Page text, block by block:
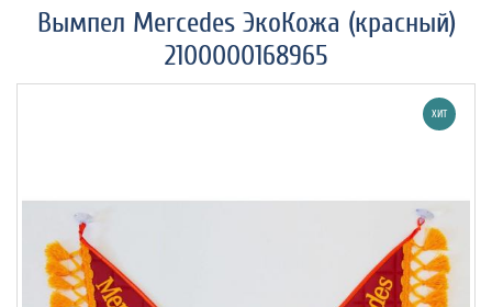
Вымпел Mercedes ЭкоКожа (красный)
2100000168965
ХИТ